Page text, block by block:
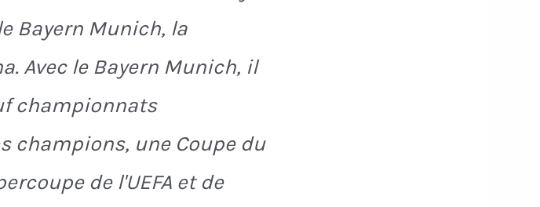
Bayern Munich, la
Avec le Bayern Munich, il
championnats
champions, une Coupe du
de l'UEFA et de